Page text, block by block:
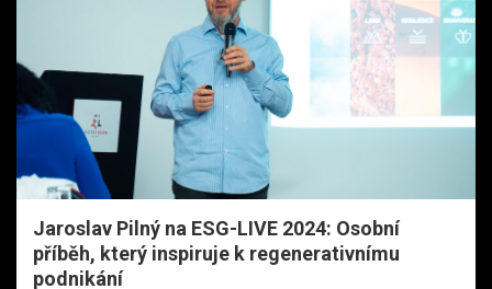
Jaroslav Pilný na ESG-LIVE 2024: Osobní
příběh, který inspiruje k regenerativnímu
podnikání